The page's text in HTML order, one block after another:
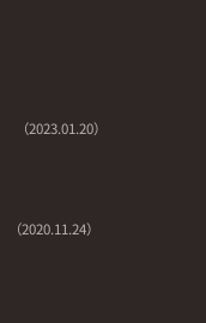
（2023.01.20）
（2020.11.24）